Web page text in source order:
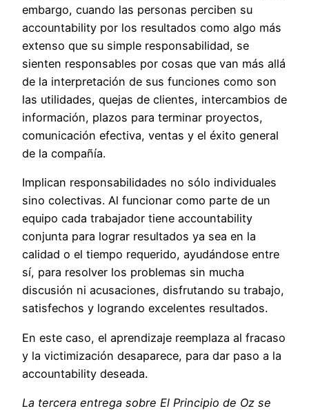
embargo, cuando las personas perciben su
accountability por los resultados como algo más
extenso que su simple responsabilidad, se
sienten responsables por cosas que van más allá
de la interpretación de sus funciones como son
las utilidades, quejas de clientes, intercambios de
información, plazos para terminar proyectos,
comunicación efectiva, ventas y el éxito general
de la compañía.
Implican responsabilidades no sólo individuales
sino colectivas. Al funcionar como parte de un
equipo cada trabajador tiene accountability
conjunta para lograr resultados ya sea en la
calidad o el tiempo requerido, ayudándose entre
sí, para resolver los problemas sin mucha
discusión ni acusaciones, disfrutando su trabajo,
satisfechos y logrando excelentes resultados.
En este caso, el aprendizaje reemplaza al fracaso
y la victimización desaparece, para dar paso a la
accountability deseada.
La tercera entrega sobre El Principio de Oz se